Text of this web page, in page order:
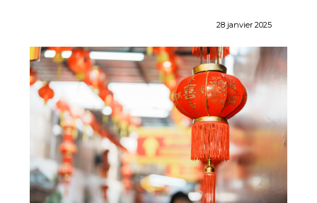
28 janvier 2025